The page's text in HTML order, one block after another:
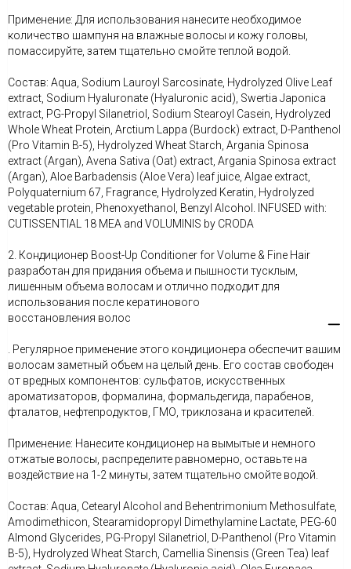
Применение: Для использования нанесите необходимое
количество шампуня на влажные волосы и кожу головы,
помассируйте, затем тщательно смойте теплой водой.
Состав: Aqua, Sodium Lauroyl Sarcosinate, Hydrolyzed Olive Leaf
extract, Sodium Hyaluronate (Hyaluronic acid), Swertia Japonica
extract, PG-Propyl Silanetriol, Sodium Stearoyl Casein, Hydrolyzed
Whole Wheat Protein, Arctium Lappa (Burdock) extract, D-Panthenol
(Pro Vitamin B-5), Hydrolyzed Wheat Starch, Argania Spinosa
extract (Argan), Avena Sativa (Oat) extract, Argania Spinosa extract
(Argan), Aloe Barbadensis (Aloe Vera) leaf juice, Algae extract,
Polyquaternium 67, Fragrance, Hydrolyzed Keratin, Hydrolyzed
vegetable protein, Phenoxyethanol, Benzyl Alcohol. INFUSED with:
CUTISSENTIAL 18 MEA and VOLUMINIS by CRODA
2. Кондиционер Boost-Up Conditioner for Volume & Fine Hair
разработан для придания объема и пышности тусклым,
лишенным объема волосам и отлично подходит для
использования после кератинового
восстановления волос
. Регулярное применение этого кондиционера обеспечит вашим
волосам заметный объем на целый день. Его состав свободен
от вредных компонентов: сульфатов, искусственных
ароматизаторов, формалина, формальдегида, парабенов,
фталатов, нефтепродуктов, ГМО, триклозана и красителей.
Применение: Нанесите кондиционер на вымытые и немного
отжатые волосы, распределите равномерно, оставьте на
воздействие на 1-2 минуты, затем тщательно смойте водой.
Состав: Aqua, Cetearyl Alcohol and Behentrimonium Methosulfate,
Amodimethicon, Stearamidopropyl Dimethylamine Lactate, PEG-60
Almond Glycerides, PG-Propyl Silanetriol, D-Panthenol (Pro Vitamin
B-5), Hydrolyzed Wheat Starch, Camellia Sinensis (Green Tea) leaf